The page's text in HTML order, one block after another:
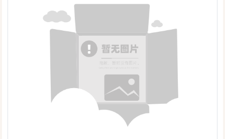
行的深层次审美描述。在这样的描述中，既有对墨竹、人面竹、罗
汉竹、凤尾竹、观音竹、鸡爪竹这样的珍稀竹种的重点描写，有对
竹海的总体构成、方圆逾一百平方公里和八大景区、一百多个景点
的概括性描述，也有对竹制工艺品及其所带来的繁荣的商业经济现
状的真实写照，还有对能够亲口品尝到以嫩竹笋、竹荪、竹茸调制
而成的鲜美可口饭菜的由衷赞美。作者的这种写法，既有力表现了
竹海的自然景观和自然风情的突出特点，同时又兼及了对竹海的经
济发展和社会文明的审美观照。在《走笔七盘关》《松柏有情翠云
廊》《七曲山不只为逛庙》《都江堰情思》《阆中三异》《再晤蓉
城》《金顶雨境》《酒香溢在醇厚的文化氛围中》等散文篇什里，
茂，郁郁葱葱。我们搬进了楼房，楼下是一片空旷的荒地。那天，
下班骑车路过一个垃圾堆，看到里面有一株树苗，树枝折断，树叶
蔫萎，但是根须还很完整。我跳下自行车，捡起树苗，小心翼翼地
放进车筐。到了楼下，用铁锹将荒地平整出来，挖坑将树苗栽好，
浇上水。没几天，小树缓过来了。后来我知道，这是一株构树。现
在，它已遮天蔽日，并在它的周围悄悄传宗接代，长出了一片小树
林。每当走到树下，风吹树叶似它在欢歌。树是有灵性的。由于树
挡风雨、挡泥石流救人的事很多，许多地方就有了树神、树佛、树
爷、树姥爷的尊称。还有的地方有认树为干亲的习俗。那是父母让
体弱多病的孩子认一株小树或粗壮的树为“干爹”，祈望孩子像树一样
的人生，而今已追求平淡。我为文，以李渔的高见、刘熙载的高
蹈、林语堂的高论为旨归——“能于浅处见才，方是文章高手”“高
韵、深情、坚质、浩气，缺一不可”“文人稍有高见者，都看不起堆砌
辞藻，都渐趋平淡，以平淡为文学最高境界，平淡而有奇思妙想足
以运用之，便成天地间至文”。虽不能至，心向往之。我才疏，却志
大；我奉法国诗人保罗•瓦雷里的话为金科玉律：我的文章，甘愿让
一个读者读一千遍，而不愿让一千个读者只读一遍。当代中国散文
领域，各式各样的流派、主张、概念、口号层出不穷，乱花渐欲迷
人眼；在我心目中，文章，只有好的和不好的之分。潮流来来去
去，文章品格永恒。我慢慢地写，耐心等待，任凭旁人名气劲升，
出版。李金明：努力扛起一方文学大旗文/张秉文 张金春来源：神州
杂志要想读懂李金明的文学人生，有必要先了解他是军旅作家、军
史专家、作协主席“三重身份”。他既是部队专业作家，还是全军的军
史专家，又是地方政府文学社团的领导；既擅长军史研究和纪实写
作，又钟情纯文学、严肃文学。这样的属地跨越与创作领域专博交
错，勾勒出李金明绚丽多彩的文学人生，多了几分史诗般的跌宕起
伏与凝重。�� 李金明出版的大部分著作专业作家：文学之路多坎
坷“六年磨一诗”，有朋友戏说他创造了一个奇迹，他却抱着杂志哭
了……“我最初迷恋文学，是在上世纪70年代入伍后，军营生活激发
了我的创作热情。连队又委以重任，负责连队的黑板报。在黑板报